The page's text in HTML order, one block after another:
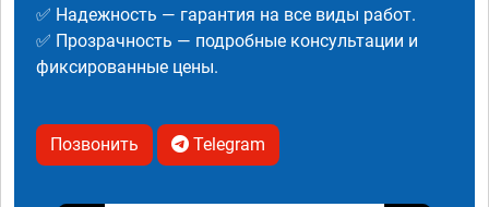
✅ Надежность — гарантия на все виды работ.
✅ Прозрачность — подробные консультации и
фиксированные цены.
Позвонить Telegram